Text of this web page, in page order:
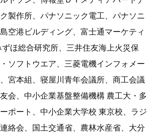
製作所、パナソニック電工、パナソニ
空港ビルディング、富士通マーケティ
ほ総合研究所、三井住友海上火災保
ソフトウエア、三菱電機インフォメー
宮本組、寝屋川青年会議所、商工会議
会、中小企業基盤整備機構 農工大・多
ポート、中小企業大学校 東京校、ラジ
絡会、国土交通省、農林水産省、大分